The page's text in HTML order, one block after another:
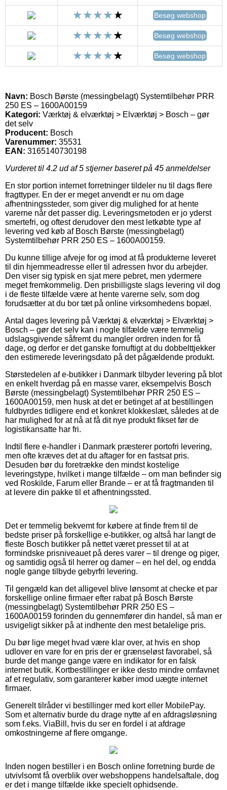
Besøg webshop
Besøg webshop
Besøg webshop
Navn: Bosch Børste (messingbelagt) Systemtilbehør PRR
250 ES – 1600A00159
Kategori: Værktøj & elværktøj > Elværktøj > Bosch – gør
det selv
Producent: Bosch
Varenummer: 35531
EAN: 3165140730198
Vurderet til 4.2 ud af 5 stjerner baseret på 45 anmeldelser
En stor portion internet forretninger tildeler nu til dags flere
fragttyper. En der er meget anvendt er nu om dage
afhentningssteder, som giver dig mulighed for at hente
varerne når det passer dig. Leveringsmetoden er jo yderst
smertefri, og oftest derudover den mest letkøbte type af
levering ved køb af Bosch Børste (messingbelagt)
Systemtilbehør PRR 250 ES – 1600A00159.
Du kunne tillige afveje for og imod at få produkterne leveret
til din hjemmeadresse eller til adressen hvor du arbejder.
Den viser sig typisk en sjat mere pebret, men ydermere
meget fremkommelig. Den prisbilligste slags levering vil dog
i de fleste tilfælde være at hente varerne selv, som dog
forudsætter at du bor tæt på online virksomhedens bopæl.
Antal dages levering på Værktøj & elværktøj > Elværktøj >
Bosch – gør det selv kan i nogle tilfælde være temmelig
udslagsgivende såfremt du mangler ordren inden for få
dage, og derfor er det ganske fornuftigt at du dobbelttjekker
den estimerede leveringsdato på det pågældende produkt.
Størstedelen af e-butikker i Danmark tilbyder levering på blot
en enkelt hverdag på en masse varer, eksempelvis Bosch
Børste (messingbelagt) Systemtilbehør PRR 250 ES –
1600A00159, men husk at det er betinget af at bestillingen
fuldbyrdes tidligere end et konkret klokkeslæt, således at de
har mulighed for at nå at få dit nye produkt fikset før de
logistikansatte har fri.
Indtil flere e-handler i Danmark præsterer portofri levering,
men ofte kræves det at du aftager for en fastsat pris.
Desuden bør du foretrække den mindst kostelige
leveringstype, hvilket i mange tilfælde – om man befinder sig
ved Roskilde, Farum eller Brande – er at få fragtmanden til
at levere din pakke til et afhentningssted.
Det er temmelig bekvemt for købere at finde frem til de
bedste priser på forskellige e-butikker, og altså har langt de
fleste Bosch butikker på nettet været presset til at at
formindske prisniveauet på deres varer – til drenge og piger,
og samtidig også til herrer og damer – en hel del, og endda
nogle gange tilbyde gebyrfri levering.
Til gengæld kan det alligevel blive lønsomt at checke et par
forskellige online firmaer efter rabat på Bosch Børste
(messingbelagt) Systemtilbehør PRR 250 ES –
1600A00159 forinden du gennemfører din handel, så man er
usvigeligt sikker på at indhente den mest betalelige pris.
Du bør lige meget hvad være klar over, at hvis en shop
udlover en vare for en pris der er grænseløst favorabel, så
burde det mange gange være en indikator for en falsk
internet butik. Kortbestillinger er ikke desto mindre omfavnet
af et regulativ, som garanterer køber imod uægte internet
firmaer.
Generelt tilråder vi bestillinger med kort eller MobilePay.
Som et alternativ burde du drage nytte af en afdragsløsning
som f.eks. ViaBill, hvis du ser en fordel i at afdrage
omkostningerne af flere omgange.
Inden nogen bestiller i en Bosch online forretning burde de
utvivlsomt få overblik over webshoppens handelsaftale, dog
er det i mange tilfælde ikke specielt ophidsende.